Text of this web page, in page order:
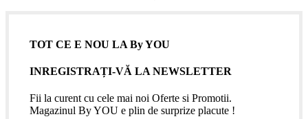
TOT CE E NOU LA By YOU
INREGISTRAȚI-VĂ LA NEWSLETTER
Fii la curent cu cele mai noi Oferte si Promotii.
Magazinul By YOU e plin de surprize placute !